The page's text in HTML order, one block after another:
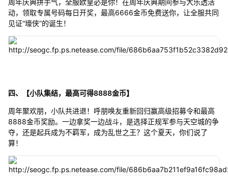
周年庆典拼手气，全服欧皇必是你！在周年庆典期间参与大乐透活
动，领取专属号码每日开奖，最高6666金币免费送你，让全服共同
见证“壕侠”的诞生！
四、【小队集结，最高可得8888金币】
周年聚欢朋，小队共进退！呼朋唤友重新回归赢高级招募令和最高
8888金币奖励。一边拿奖一边战斗，是选择正规军参与天空城的争
夺，还是起兵成为不羁军，成为乱世之王？这个夏天，你们说了
算！